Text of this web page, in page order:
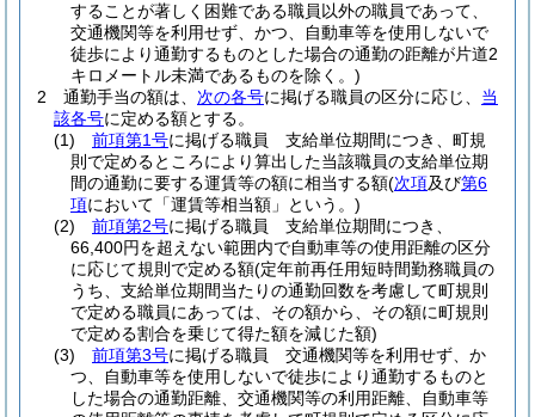
することが著しく困難である職員以外の職員であって、
交通機関等を利用せず、かつ、自動車等を使用しないで
徒歩により通勤するものとした場合の通勤の距離が片道2
キロメートル未満であるものを除く。)
2
通勤手当の額は、 次の各号に掲げる職員の区分に応じ、 当
該各号に定める額とする。
(1)
前項第1号に掲げる職員 支給単位期間につき、町規
則で定めるところにより算出した当該職員の支給単位期
間の通勤に要する運賃等の額に相当する額(次項及び第6
項において「運賃等相当額」という。)
(2)
前項第2号に掲げる職員 支給単位期間につき、
66,400円を超えない範囲内で自動車等の使用距離の区分
に応じて規則で定める額(定年前再任用短時間勤務職員の
うち、支給単位期間当たりの通勤回数を考慮して町規則
で定める職員にあっては、その額から、その額に町規則
で定める割合を乗じて得た額を減じた額)
(3)
前項第3号に掲げる職員 交通機関等を利用せず、か
つ、自動車等を使用しないで徒歩により通勤するものと
した場合の通勤距離、交通機関等の利用距離、自動車等